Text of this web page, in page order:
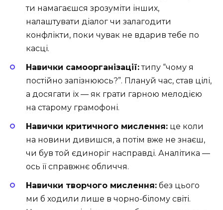
ти намагаєшся зрозуміти інших,
налаштувати діалог чи залагодити
конфлікти, поки чувак не вдарив тебе по
касці.
Навички самоорганізації:типу “чому я
постійно запізнююсь?”. Плануй час, став цілі,
а досягати їх — як грати гарною мелодією
на старому грамофоні.
Навички критичного мислення: це коли
на новини дивишся, а потім вже не знаєш,
чи був той єдиноріг насправді. Аналітика —
ось її справжнє обличчя.
Навички творчого мислення: без цього
ми б ходили лише в чорно-білому світі.